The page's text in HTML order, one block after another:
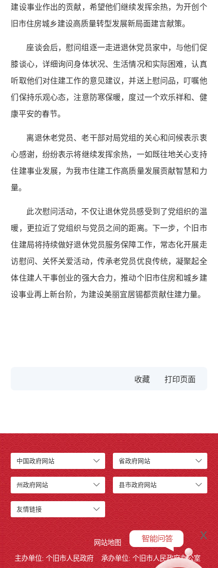
建设事业作出的贡献，希望他们继续发挥余热，为开创个
旧市住房城乡建设高质量转型发展新局面建言献策。
座谈会后，慰问组逐一走进退休党员家中，与他们促
膝谈心，详细询问身体状况、生活情况和实际困难，认真
听取他们对住建工作的意见建议，并送上慰问品，叮嘱他
们保持乐观心态，注意防寒保暖，度过一个欢乐祥和、健
康平安的春节。
离退休老党员、老干部对局党组的关心和问候表示衷
心感谢，纷纷表示将继续发挥余热，一如既往地关心支持
住建事业发展，为我市住建工作高质量发展贡献智慧和力
量。
此次慰问活动，不仅让退休党员感受到了党组织的温
暖，更拉近了党组织与党员之间的距离。下一步，个旧市
住建局将持续做好退休党员服务保障工作，常态化开展走
访慰问、关怀关爱活动，传承老党员优良传统，凝聚起全
体住建人干事创业的强大合力，推动个旧市住房和城乡建
设事业再上新台阶，为建设美丽宜居锡都贡献住建力量。
收藏
中国政府网站 省政府网站
州政府网站 县市政府网站
友情链接
网站地图
主办单位: 个旧市人民政府
承办单位: 个旧市人民政府办公室
x